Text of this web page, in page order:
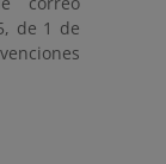
de 1 de